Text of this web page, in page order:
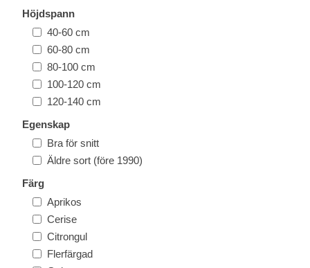
Höjdspann
40-60 cm
60-80 cm
80-100 cm
100-120 cm
120-140 cm
Egenskap
Bra för snitt
Äldre sort (före 1990)
Färg
Aprikos
Cerise
Citrongul
Flerfärgad